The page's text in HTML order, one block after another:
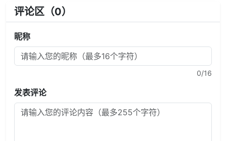
评论区（0）
昵称
0/16
发表评论